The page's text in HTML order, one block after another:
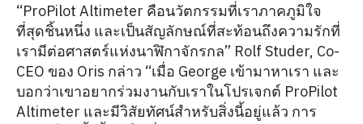
“ProPilot Altimeter คือนวัตกรรมที่เราภาคภูมิใจ
ที่สุดชิ้นหนึ่ง และเป็นสัญลักษณ์ที่สะท้อนถึงความรักที่
เรามีต่อศาสตร์แห่งนาฬิกาจักรกล” Rolf Studer, Co-
CEO ของ Oris กล่าว “เมื่อ George เข้ามาหาเรา และ
บอกว่าเขาอยากร่วมงานกับเราในโปรเจกต์ ProPilot
Altimeter และมีวิสัยทัศน์สำหรับสิ่งนี้อยู่แล้ว การ